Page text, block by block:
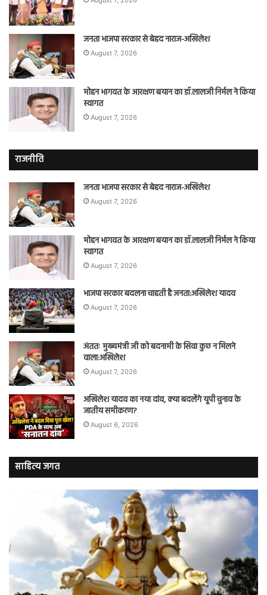
जनता भाजपा सरकार से बेहद नाराज-अखिलेश
August 7, 2026
मोहन भागवत के आरक्षण बयान का डॉ.लालजी निर्मल ने किया
स्वागत
August 7, 2026
राजनीति
जनता भाजपा सरकार से बेहद नाराज-अखिलेश
August 7, 2026
मोहन भागवत के आरक्षण बयान का डॉ.लालजी निर्मल ने किया
स्वागत
August 7, 2026
भाजपा सरकार बदलना चाहती है जनता:अखिलेश यादव
August 7, 2026
अंततः मुख्यमंत्री जी को बदनामी के सिवा कुछ न मिलने
वाला:अखिलेश
August 7, 2026
अखिलेश यादव का नया दांव, क्या बदलेंगे यूपी चुनाव के
जातीय समीकरण?
August 6, 2026
साहित्य जगत